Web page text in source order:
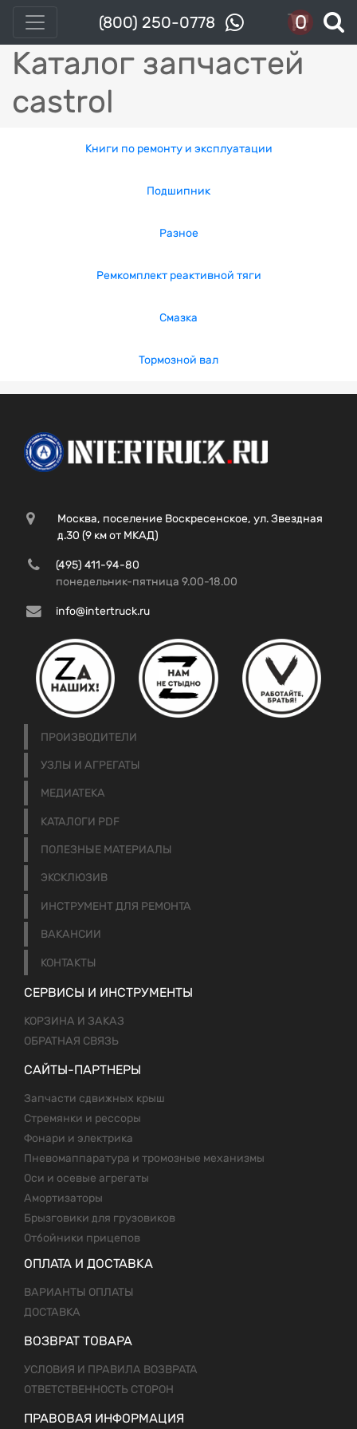
(800) 250-0778 0
Каталог запчастей
castrol
Книги по ремонту и эксплуатации
Подшипник
Разное
Ремкомплект реактивной тяги
Смазка
Тормозной вал
Москва, поселение Воскресенское, ул. Звездная
д.30 (9 км от МКАД)
(495) 411-94-80
понедельник-пятница 9.00-18.00
info@intertruck.ru
ПРОИЗВОДИТЕЛИ
УЗЛЫ И АГРЕГАТЫ
МЕДИАТЕКА
КАТАЛОГИ PDF
ПОЛЕЗНЫЕ МАТЕРИАЛЫ
ЭКСКЛЮЗИВ
ИНСТРУМЕНТ ДЛЯ РЕМОНТА
ВАКАНСИИ
КОНТАКТЫ
СЕРВИСЫ И ИНСТРУМЕНТЫ
КОРЗИНА И ЗАКАЗ
ОБРАТНАЯ СВЯЗЬ
САЙТЫ-ПАРТНЕРЫ
Запчасти сдвижных крыш
Стремянки и рессоры
Фонари и электрика
Пневомаппаратура и тромозные механизмы
Оси и осевые агрегаты
Амортизаторы
Брызговики для грузовиков
Отбойники прицепов
ОПЛАТА И ДОСТАВКА
ВАРИАНТЫ ОПЛАТЫ
ДОСТАВКА
ВОЗВРАТ ТОВАРА
УСЛОВИЯ И ПРАВИЛА ВОЗВРАТА
ОТВЕТСТВЕННОСТЬ СТОРОН
ПРАВОВАЯ ИНФОРМАЦИЯ